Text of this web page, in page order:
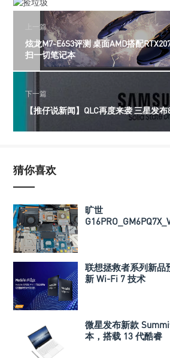
上一篇
炫龙M7-E6S3评测 桌面AMD搭配
扫一切笔记本
下一篇
【推仔说新闻】QLC再度来袭 三星发布
猜你喜欢
旷世
联想拯救者系列新品
新 Wi-Fi 7 技术
微星发布新款
本，搭载 13 代酷睿